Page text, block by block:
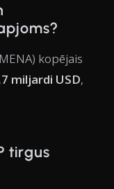
kopējais
miljardi USD,
tirgus